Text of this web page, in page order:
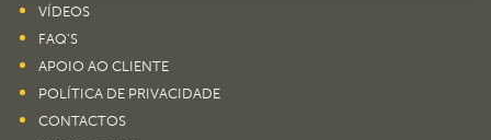
VÍDEOS
FAQ’S
APOIO AO CLIENTE
POLÍTICA DE PRIVACIDADE
CONTACTOS